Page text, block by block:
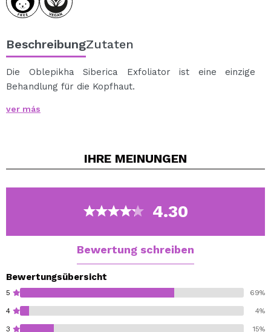
BeschreibungZutaten
Die Oblepikha Siberica Exfoliator ist eine einzige
Behandlung für die Kopfhaut.
die Kopfhaut und fördert Gleichgewicht in der
Erstellung von Keratin Haar Kraft und Glanz verleiht.
Calendula, sibirische wilder Minze und Oxalis Yakuta
wiederzubeleben und die Kopfhaut zu erweichen.
ver más
IHRE MEINUNGEN
4.30
Bewertung schreiben
Bewertungsübersicht
5 69%
4 4%
3 15%